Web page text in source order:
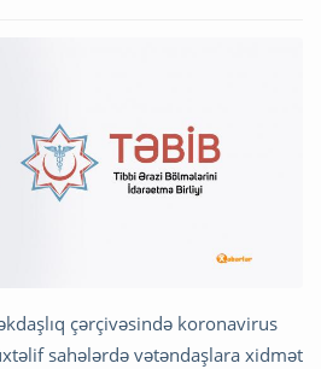
çərçivəsində koronavirus
sahələrdə vətəndaşlara xidmət